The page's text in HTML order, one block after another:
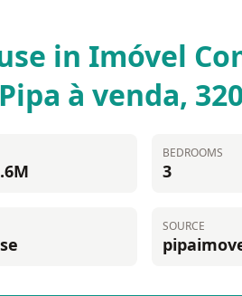
in Imóvel
à venda,
BEDROOMS
3
SOURCE